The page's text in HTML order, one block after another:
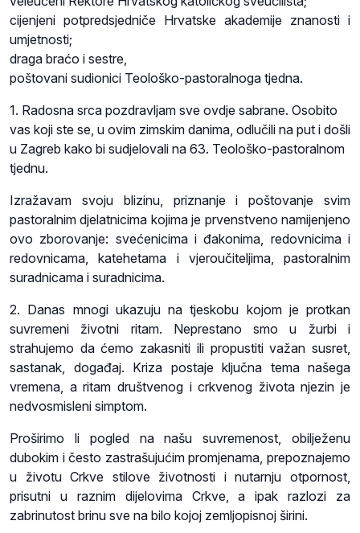
cijenjeni potpredsjedniče Hrvatske akademije znanosti i
umjetnosti;
draga braćo i sestre,
poštovani sudionici Teološko-pastoralnoga tjedna.
1. Radosna srca pozdravljam sve ovdje sabrane. Osobito
vas koji ste se, u ovim zimskim danima, odlučili na put i došli
u Zagreb kako bi sudjelovali na 63. Teološko-pastoralnom
tjednu.
Izražavam svoju blizinu, priznanje i poštovanje svim
pastoralnim djelatnicima kojima je prvenstveno namijenjeno
ovo zborovanje: svećenicima i đakonima, redovnicima i
redovnicama, katehetama i vjeroučiteljima, pastoralnim
suradnicama i suradnicima.
2. Danas mnogi ukazuju na tjeskobu kojom je protkan
suvremeni životni ritam. Neprestano smo u žurbi i
strahujemo da ćemo zakasniti ili propustiti važan susret,
sastanak, događaj. Kriza postaje ključna tema našega
vremena, a ritam društvenog i crkvenog života njezin je
nedvosmisleni simptom.
Proširimo li pogled na našu suvremenost, obilježenu
dubokim i često zastrašujućim promjenama, prepoznajemo
u životu Crkve stilove životnosti i nutarnju otpornost,
prisutni u raznim dijelovima Crkve, a ipak razlozi za
zabrinutost brinu sve na bilo kojoj zemljopisnoj širini.